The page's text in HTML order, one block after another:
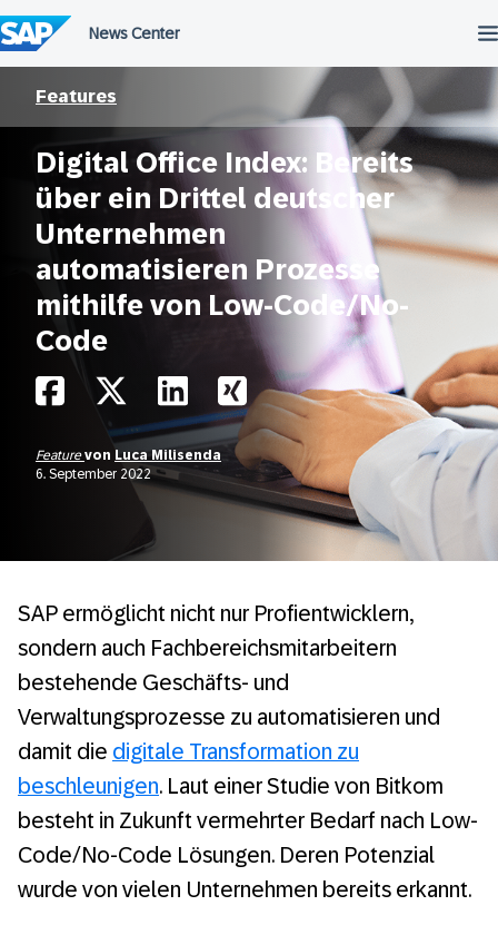
Features
Digital Office Index: Bereits
über ein Drittel deutscher
Unternehmen
automatisieren Prozesse
mithilfe von Low-Code/No-
Code
Featurevon Luca Milisenda
6. September 2022
SAP ermöglicht nicht nur Profientwicklern,
sondern auch Fachbereichsmitarbeitern
bestehende Geschäfts- und
Verwaltungsprozesse zu automatisieren und
damit die digitale Transformation zu
beschleunigen. Laut einer Studie von Bitkom
besteht in Zukunft vermehrter Bedarf nach Low-
Code/No-Code Lösungen. Deren Potenzial
wurde von vielen Unternehmen bereits erkannt.